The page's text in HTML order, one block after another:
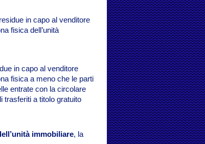
in capo al venditore
fisica dell’unità
in capo al venditore
fisica a meno che le parti
entrate con la circolare
trasferiti a titolo gratuito
immobiliare, la